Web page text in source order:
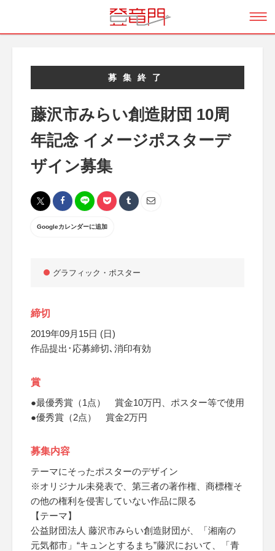
募集終了
藤沢市みらい創造財団 10周
年記念 イメージポスターデ
ザイン募集
Googleカレンダーに追加
グラフィック・ポスター
締切
2019年09月15日 (日)
作品提出･応募締切､消印有効
賞
●最優秀賞（1点） 賞金10万円、ポスター等で使用
●優秀賞（2点） 賞金2万円
募集内容
テーマにそったポスターのデザイン
※オリジナル未発表で、第三者の著作権、商標権そ
の他の権利を侵害していない作品に限る
【テーマ】
公益財団法人 藤沢市みらい創造財団が、「湘南の
元気都市」“キュンとするまち”藤沢において、「青